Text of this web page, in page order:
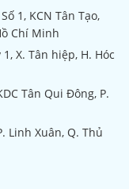
1, KCN Tân Tạo,
Chí Minh
X. Tân hiệp, H. Hóc
Tân Qui Đông, P.
Linh Xuân, Q. Thủ